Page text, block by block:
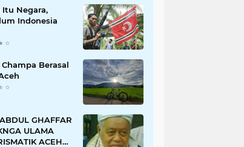
Itu Negara,
Indonesia
Berasal
GHAFFAR
ULAMA
ACEH